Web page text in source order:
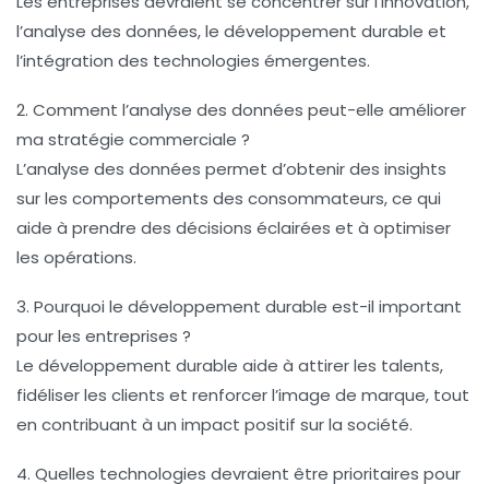
l’analyse des données, le développement durable et
l’intégration des technologies émergentes.
2. Comment l’analyse des données peut-elle améliorer
ma stratégie commerciale ?
L’analyse des données permet d’obtenir des insights
sur les comportements des consommateurs, ce qui
aide à prendre des décisions éclairées et à optimiser
les opérations.
3. Pourquoi le développement durable est-il important
pour les entreprises ?
Le développement durable aide à attirer les talents,
fidéliser les clients et renforcer l’image de marque, tout
en contribuant à un impact positif sur la société.
4. Quelles technologies devraient être prioritaires pour